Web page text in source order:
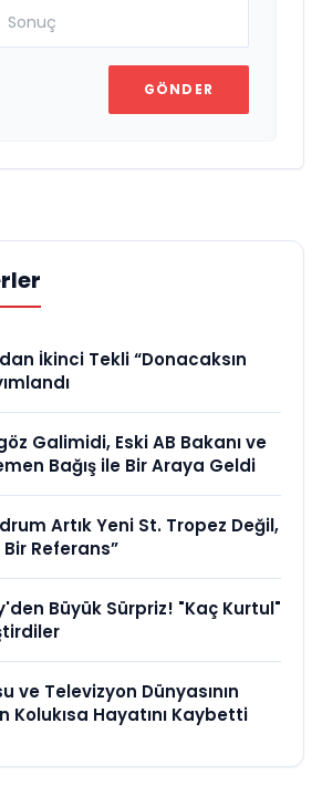
GÖNDER
İkinci Tekli “Donacaksın
Galimidi, Eski AB Bakanı ve
Bağış ile Bir Araya Geldi
Artık Yeni St. Tropez Değil,
Bir Referans”
Büyük Sürpriz! "Kaç Kurtul"
ve Televizyon Dünyasının
Kolukısa Hayatını Kaybetti